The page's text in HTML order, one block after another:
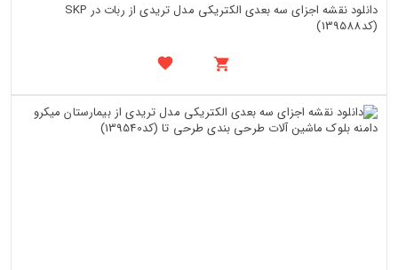
دانلود نقشه اجزای سه بعدی الکتریکی مدل تریدی از ربات در SKP
(کد139588)